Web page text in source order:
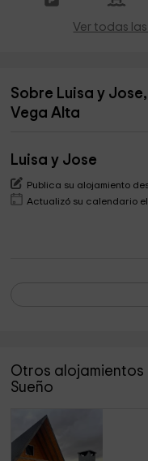
Ver todas
Sobre Luisa y
Vega Alta
Luisa y Jose
Publica su alojamiento
Actualizó su calendario
Otros alojamientos
Sueño